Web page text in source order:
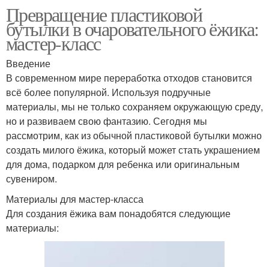
Превращение пластиковой
бутылки в очаровательного ёжика:
мастер-класс
Введение
В современном мире переработка отходов становится
всё более популярной. Используя подручные
материалы, мы не только сохраняем окружающую среду,
но и развиваем свою фантазию. Сегодня мы
рассмотрим, как из обычной пластиковой бутылки можно
создать милого ёжика, который может стать украшением
для дома, подарком для ребенка или оригинальным
сувениром.
Материалы для мастер-класса
Для создания ёжика вам понадобятся следующие
материалы: